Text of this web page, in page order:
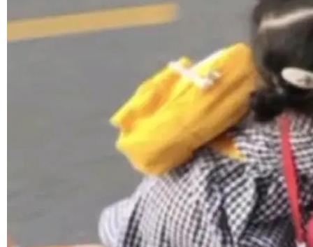
整性保护。效果是：吞吐量提升 41%，每 token
成本降低 30%，精度不变。 FP8 省的不仅是显
存 KV cache 是推理时最吃显...
让语音识别不再只是听清，而是真正听懂。通过
先理解你的语境和意图，再把准确的文字直接给
到你。从“逐字转写、单点优化”演进为“理解语
境、兼容场景、一键直出”。 Hy ASR 3.0 previe
w 不要求标准普通话，方言识别覆盖粤语、吴语
等 10 大方言片区和 20 余个二级小片区。在开
源评测集中，Hy ASR 3.0 preview 在多语种的